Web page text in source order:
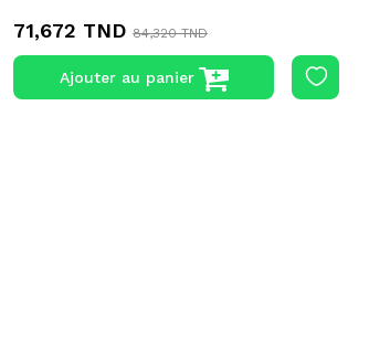
71,672 TND 84,320 TND
Ajouter au panier